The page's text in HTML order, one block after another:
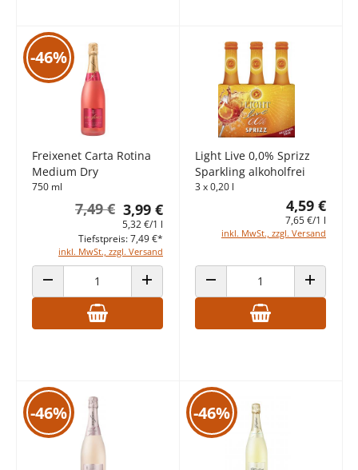
-46%
Freixenet Carta Rotina
Medium Dry
750 ml
3,99 €
7,49 €
5,32 €/1 l
inkl. MwSt., zzgl. Versand
Tiefstpreis: 7,49 €*
ANZAHL VERRINGERN ANZAHL ERHÖHEN
Light Live 0,0% Sprizz
Sparkling alkoholfrei
3 x 0,20 l
4,59 €
7,65 €/1 l
inkl. MwSt., zzgl. Versand
ANZAHL VERRINGERN ANZAHL
-46% -46%